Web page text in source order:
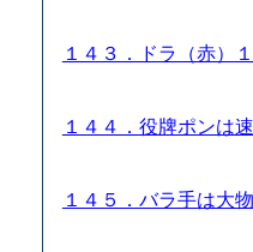
１４３．ドラ（赤）
１４４．役牌ポンは
１４５．バラ手は大